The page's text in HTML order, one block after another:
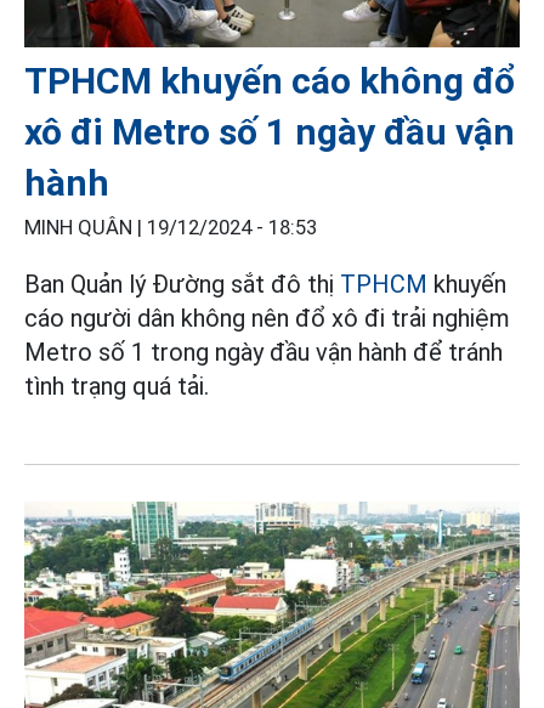
TPHCM khuyến cáo không đổ
xô đi Metro số 1 ngày đầu vận
hành
MINH QUÂN | 19/12/2024 - 18:53
Ban Quản lý Đường sắt đô thị TPHCM khuyến
cáo người dân không nên đổ xô đi trải nghiệm
Metro số 1 trong ngày đầu vận hành để tránh
tình trạng quá tải.